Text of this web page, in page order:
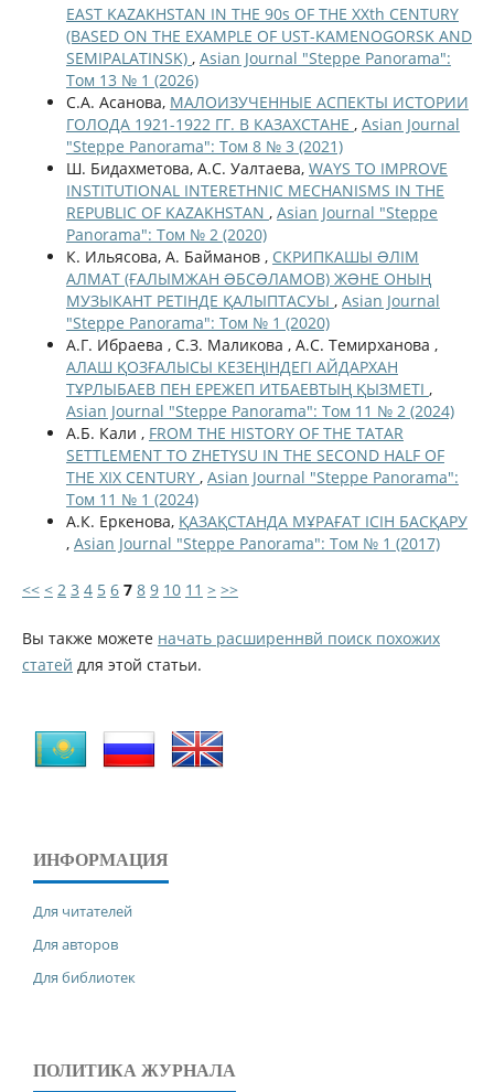
EAST KAZAKHSTAN IN THE 90s OF THE ХХth CENTURY
(BASED ON THE EXAMPLE OF UST-KAMENOGORSK AND
SEMIPALATINSK) , Asian Journal "Steppe Panorama":
Том 13 № 1 (2026)
С.А. Асанова, МАЛОИЗУЧЕННЫЕ АСПЕКТЫ ИСТОРИИ
ГОЛОДА 1921-1922 ГГ. В КАЗАХСТАНЕ , Asian Journal
"Steppe Panorama": Том 8 № 3 (2021)
Ш. Бидахметова, А.С. Уалтаева, WAYS TO IMPROVE
INSTITUTIONAL INTERETHNIC MECHANISMS IN THE
REPUBLIC OF KAZAKHSTAN , Asian Journal "Steppe
Panorama": Том № 2 (2020)
К. Ильясова, А. Байманов , СКРИПКАШЫ ƏЛІМ
АЛМАТ (ҒАЛЫМЖАН ƏБСƏЛАМОВ) ЖƏНЕ ОНЫҢ
МУЗЫКАНТ РЕТІНДЕ ҚАЛЫПТАСУЫ , Asian Journal
"Steppe Panorama": Том № 1 (2020)
А.Г. Ибраева , С.З. Маликова , А.С. Темирханова ,
АЛАШ ҚОЗҒАЛЫСЫ КЕЗЕҢІНДЕГІ АЙДАРХАН
ТҰРЛЫБАЕВ ПЕН ЕРЕЖЕП ИТБАЕВТЫҢ ҚЫЗМЕТІ ,
Asian Journal "Steppe Panorama": Том 11 № 2 (2024)
А.Б. Кали , FROM THE HISTORY OF THE TATAR
SETTLEMENT TO ZHETYSU IN THE SECOND HALF OF
THE XIX CENTURY , Asian Journal "Steppe Panorama":
Том 11 № 1 (2024)
А.К. Еркенова, ҚАЗАҚСТАНДА МҰРАҒАТ ІСІН БАСҚАРУ
, Asian Journal "Steppe Panorama": Том № 1 (2017)
<< < 2 3 4 5 6 7 8 9 10 11 > >>
Вы также можете начать расширеннвй поиск похожих
статей для этой статьи.
ИНФОРМАЦИЯ
Для читателей
Для авторов
Для библиотек
ПОЛИТИКА ЖУРНАЛА